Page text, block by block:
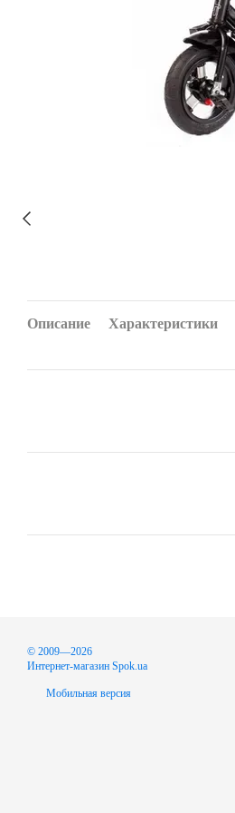
Описание Характеристики
© 2009—2026
Интернет-магазин Spok.ua
Мобильная версия